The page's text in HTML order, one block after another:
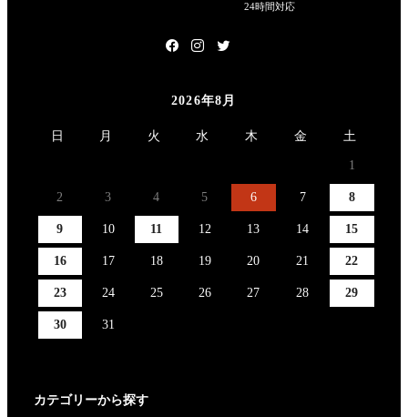
24時間対応
2026年8月
日 月 火 水 木 金 土
1
2 3 4 5 6 7 8
9 10 11 12 13 14 15
16 17 18 19 20 21 22
23 24 25 26 27 28 29
30 31
カテゴリーから探す